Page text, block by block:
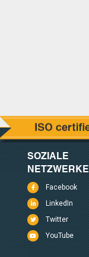
SOZIALE
NETZWERKE
Facebook
LinkedIn
Twitter
YouTube